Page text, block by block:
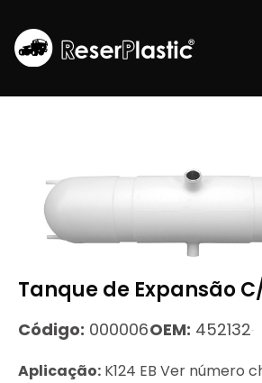
Tanque de Expansão
Código: 000006OEM: 452132
Aplicação: K124 EB Ver número